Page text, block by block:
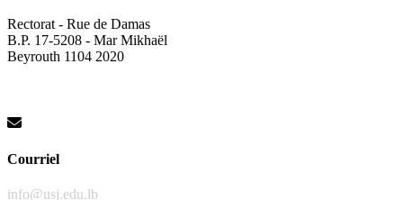
Rectorat - Rue de Damas
B.P. 17-5208 - Mar Mikhaël
Beyrouth 1104 2020
Courriel
info@usj.edu.lb